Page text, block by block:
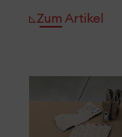
Zum Artikel